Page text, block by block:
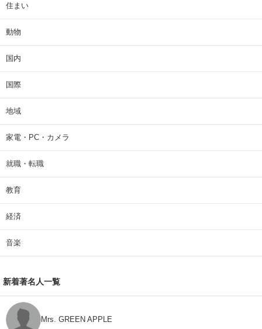
住まい
動物
国内
国際
地域
家電・PC・カメラ
就職・転職
教育
経済
音楽
新着著名人一覧
Mrs. GREEN APPLE